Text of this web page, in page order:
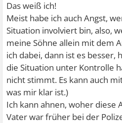
Das weiß ich!
Meist habe ich auch Angst,
Situation involviert bin, also,
meine Söhne allein mit dem
ich dabei, dann ist es besser,
die Situation unter Kontrolle
nicht stimmt. Es kann auch
was mir klar ist.)
Ich kann ahnen, woher diese
Vater war früher bei der